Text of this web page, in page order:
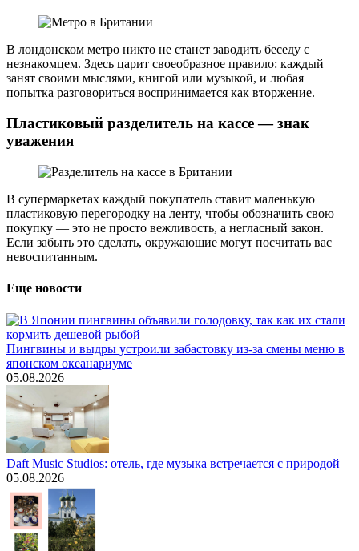
В лондонском метро никто не станет заводить беседу с
незнакомцем. Здесь царит своеобразное правило: каждый
занят своими мыслями, книгой или музыкой, и любая
попытка разговориться воспринимается как вторжение.
Пластиковый разделитель на кассе — знак
уважения
В супермаркетах каждый покупатель ставит маленькую
пластиковую перегородку на ленту, чтобы обозначить свою
покупку — это не просто вежливость, а негласный закон.
Если забыть это сделать, окружающие могут посчитать вас
невоспитанным.
Еще новости
Пингвины и выдры устроили забастовку из-за смены меню в
японском океанариуме
05.08.2026
Daft Music Studios: отель, где музыка встречается с природой
05.08.2026